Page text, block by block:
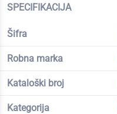
SPECIFIKACIJA
Šifra
Robna marka
Kataloški broj
Kategorija